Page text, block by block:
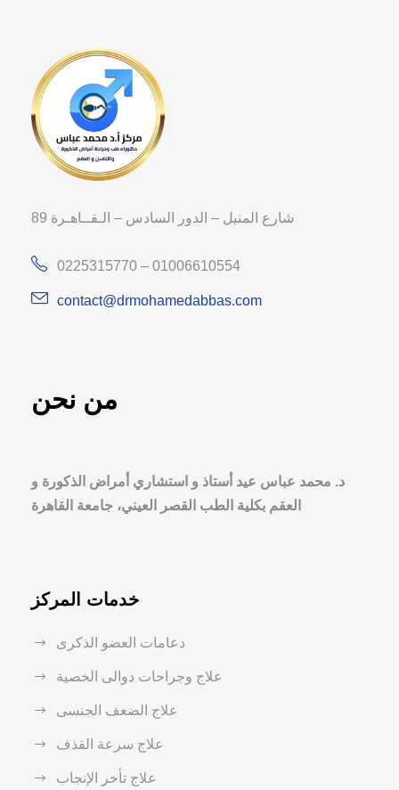
89 شارع المنيل – الدور السادس – الـقــاهـرة
0225315770 – 01006610554
contact@drmohamedabbas.com
من نحن
د. محمد عباس عيد أستاذ و استشاري أمراض الذكورة و
العقم بكلية الطب القصر العيني، جامعة القاهرة
خدمات المركز
دعامات العضو الذكرى
علاج وجراحات دوالى الخصية
علاج الضعف الجنسى
علاج سرعة القذف
علاج تأخر الإنجاب